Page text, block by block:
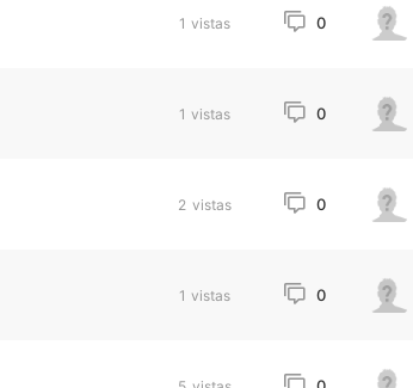
1 vistas 0
1 vistas 0
2 vistas 0
1 vistas 0